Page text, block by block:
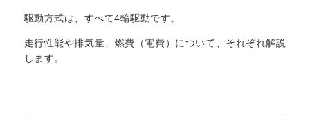
駆動方式は、すべて4輪駆動です。
走行性能や排気量、燃費（電費）について、それぞれ解説
します。